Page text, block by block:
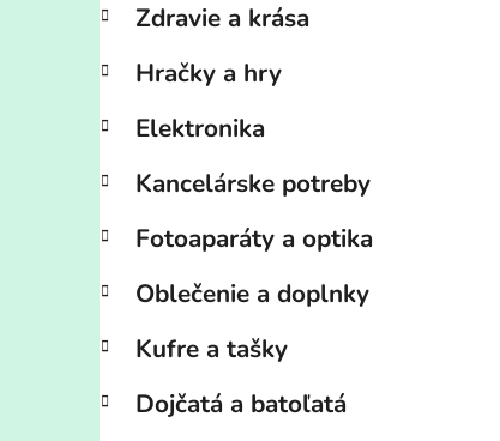
Zdravie a krása
Hračky a hry
Elektronika
Kancelárske potreby
Fotoaparáty a optika
Oblečenie a doplnky
Kufre a tašky
Dojčatá a batoľatá